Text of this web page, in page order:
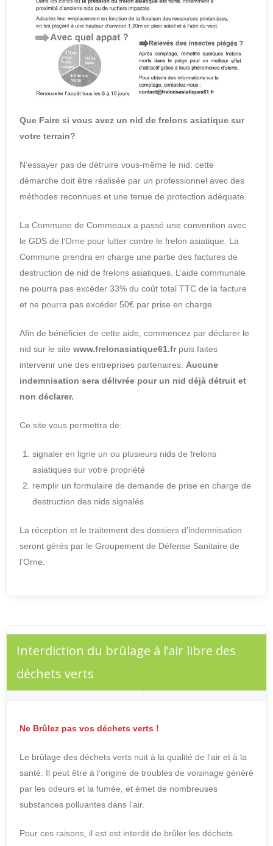
Que Faire si vous avez un nid de frelons asiatique sur
votre terrain?
N’essayer pas de détruire vous-même le nid: cette
démarche doit être réalisée par un professionnel avec des
méthodes reconnues et une tenue de protection adéquate.
La Commune de Commeaux a passé une convention avec
le GDS de l’Orne pour lutter contre le frelon asiatique. La
Commune prendra en charge une partie des factures de
destruction de nid de frelons asiatiques. L’aide communale
ne pourra pas excéder 33% du coût total TTC de la facture
et ne pourra pas excéder 50€ par prise en charge.
Afin de bénéficier de cette aide, commencez par déclarer le
nid sur le site www.frelonasiatique61.frpuis faites
intervenir une des entreprises partenaires. Aucune
indemnisation sera délivrée pour un nid déjà détruit et
non déclarer.
Ce site vous permettra de:
signaler en ligne un ou plusieurs nids de frelons
asiatiques sur votre propriété
remplir un formulaire de demande de prise en charge de
destruction des nids signalés
La réception et le traitement des dossiers d’indemnisation
seront gérés par le Groupement de Défense Sanitaire de
l’Orne.
Interdiction du brûlage à l’air libre des
déchets verts
Ne Brûlez pas vos déchets verts !
Le brûlage des déchets verts nuit à la qualité de l’air et à la
santé. Il peut être à l’origine de troubles de voisinage généré
par les odeurs et la fumée, et émet de nombreuses
substances polluantes dans l’air.
Pour ces raisons, il est est interdit de brûler les déchets